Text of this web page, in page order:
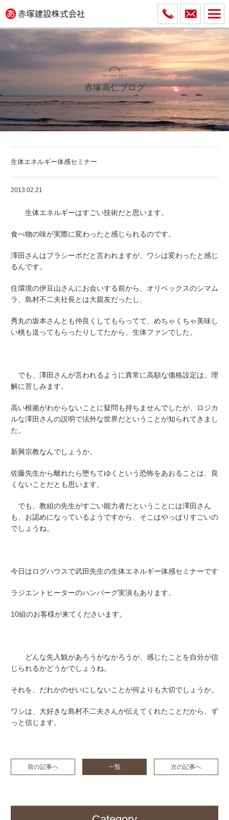
赤塚高仁ブログ
生体エネルギー体感セミナー
2013.02.21
生体エネルギーはすごい技術だと思います。
食べ物の味が実際に変わったと感じられるのです。
澤田さんはプラシーボだと言われますが、ワシは変わったと感じ
るんです。
住環境の伊豆山さんにお会いする前から、オリベックスのシマム
ラ、島村不二夫社長とは大親友だったし、
秀丸の坂本さんとも仲良くしてもらってて、めちゃくちゃ美味し
い桃も送ってもらったりしてたから、生体ファンでした。
でも、澤田さんが言われるように異常に高額な価格設定は、理
解に苦しみます。
高い根拠がわからないことに疑問も持ちませんでしたが、ロジカ
ルな澤田さんの説明で法外な世界だということが知られてきまし
た。
新興宗教なんでしょうか。
佐藤先生から離れたら堕ちてゆくという恐怖をあおることは、良
くないことだとも思います。
でも、教組の先生がすごい能力者だということには澤田さん
も、お認めになっているようですから、そこはやっぱりすごいの
でしょうね。
今日はログハウスで武田先生の生体エネルギー体感セミナーです
ラジエントヒーターのハンバーグ実演もあります。
10組のお客様が来てくださいます。
どんな先入観があろうがなかろうが、感じたことを自分が信
じられるかどうかでしょうね。
それを、だれかのせいにしないことが何よりも大切でしょうか。
ワシは、大好きな島村不二夫さんが伝えてくれたことだから、ず
っと信じます。
前の記事へ 一覧 次の記事へ